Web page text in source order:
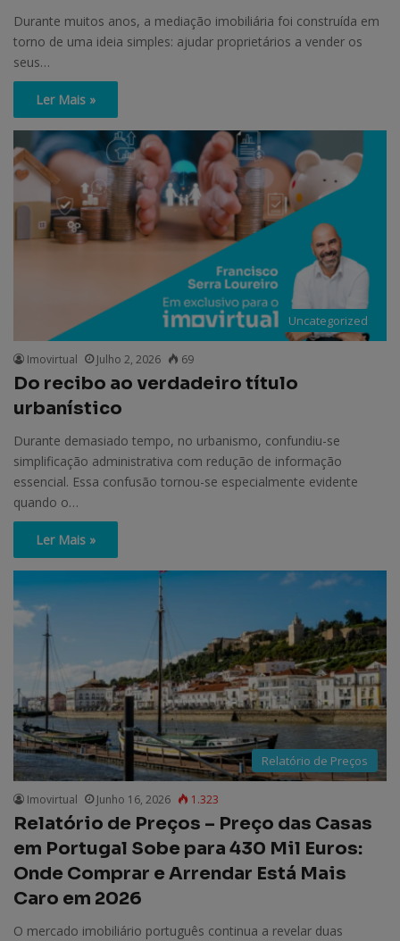
Durante muitos anos, a mediação imobiliária foi construída em
torno de uma ideia simples: ajudar proprietários a vender os
seus…
Ler Mais »
Uncategorized
Imovirtual Julho 2, 2026 69
Do recibo ao verdadeiro título
urbanístico
Durante demasiado tempo, no urbanismo, confundiu-se
simplificação administrativa com redução de informação
essencial. Essa confusão tornou-se especialmente evidente
quando o…
Ler Mais »
Relatório de Preços
Imovirtual Junho 16, 2026 1.323
Relatório de Preços – Preço das Casas
em Portugal Sobe para 430 Mil Euros:
Onde Comprar e Arrendar Está Mais
Caro em 2026
O mercado imobiliário português continua a revelar duas